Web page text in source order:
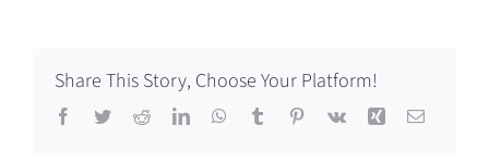
Share This Story, Choose Your Platform!
Facebook
TwitterRedditLinkedInWhatsApp
Tumblr Pinterest
Vk Xing Email